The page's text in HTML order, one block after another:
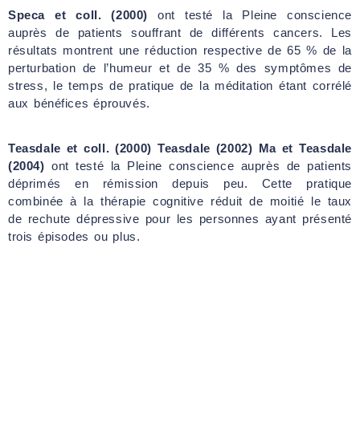
Speca et coll. (2000) ont testé la Pleine conscience
auprès de patients souffrant de différents cancers. Les
résultats montrent une réduction respective de 65 % de la
perturbation de l’humeur et de 35 % des symptômes de
stress, le temps de pratique de la méditation étant corrélé
aux bénéfices éprouvés.
Teasdale et coll. (2000) Teasdale (2002) Ma et Teasdale
(2004) ont testé la Pleine conscience auprès de patients
déprimés en rémission depuis peu. Cette pratique
combinée à la thérapie cognitive réduit de moitié le taux
de rechute dépressive pour les personnes ayant présenté
trois épisodes ou plus.